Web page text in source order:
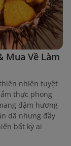
Mua Về Làm
nhiên tuyệt
thực phong
đậm hương
dã nhưng đầy
bất kỳ ai